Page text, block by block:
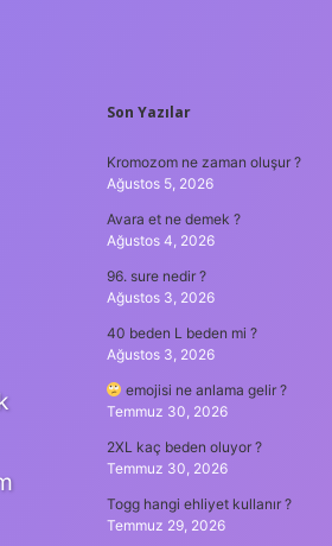
SIDEBAR
Son Yazılar
Kromozom ne zaman oluşur ?
Ağustos 5, 2026
Avara et ne demek ?
Ağustos 4, 2026
96. sure nedir ?
Ağustos 3, 2026
40 beden L beden mi ?
Ağustos 3, 2026
emojisi ne anlama gelir ?
Temmuz 30, 2026
2XL kaç beden oluyor ?
Temmuz 30, 2026
Togg hangi ehliyet kullanır ?
Temmuz 29, 2026